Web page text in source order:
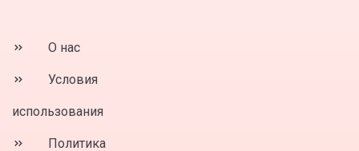
О нас
Условия
использования
Политика